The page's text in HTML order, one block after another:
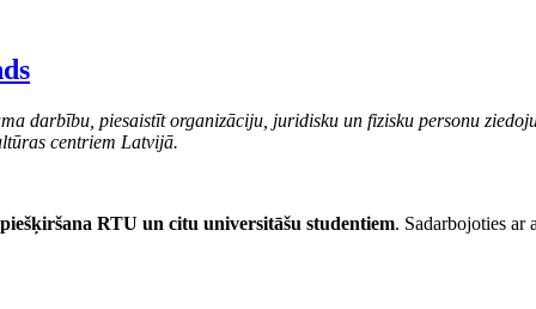
darbību, piesaistīt organizāciju, juridisku un fizisku personu
centriem Latvijā.
RTU un citu universitāšu studentiem. Sadarbojoties ar